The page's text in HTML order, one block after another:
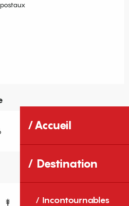
Accueil
Destination
Incontournables